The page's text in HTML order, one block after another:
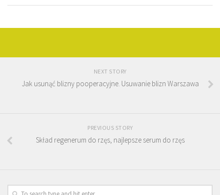
NEXT STORY
Jak usunąć blizny pooperacyjne. Usuwanie blizn Warszawa
PREVIOUS STORY
Skład regenerum do rzęs, najlepsze serum do rzęs